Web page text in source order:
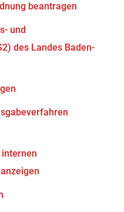
beantragen
und
des Landes Baden-